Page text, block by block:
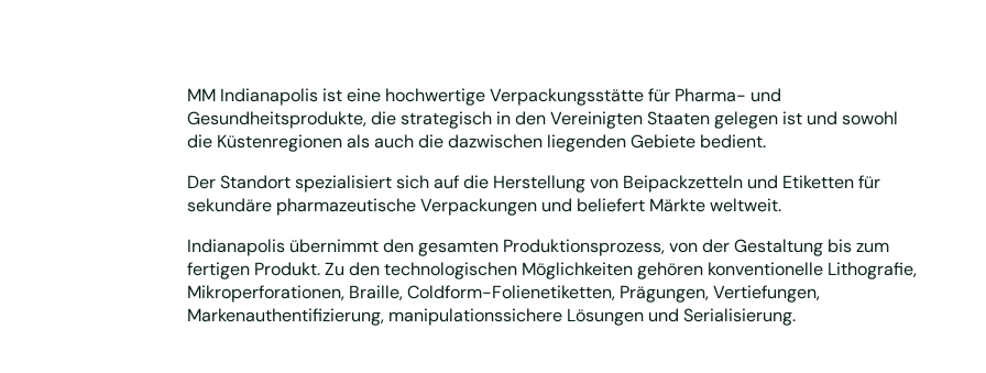
MM Indianapolis ist eine hochwertige Verpackungsstätte für Pharma- und
Gesundheitsprodukte, die strategisch in den Vereinigten Staaten gelegen ist und sowohl
die Küstenregionen als auch die dazwischen liegenden Gebiete bedient.
Der Standort spezialisiert sich auf die Herstellung von Beipackzetteln und Etiketten für
sekundäre pharmazeutische Verpackungen und beliefert Märkte weltweit.
Indianapolis übernimmt den gesamten Produktionsprozess, von der Gestaltung bis zum
fertigen Produkt. Zu den technologischen Möglichkeiten gehören konventionelle Lithografie,
Mikroperforationen, Braille, Coldform-Folienetiketten, Prägungen, Vertiefungen,
Markenauthentifizierung, manipulationssichere Lösungen und Serialisierung.